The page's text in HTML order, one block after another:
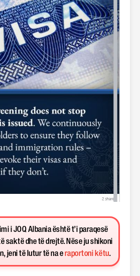
i JOQ Albania është t’i paraqesë
saktë dhe të drejtë. Nëse ju shikoni
jeni të lutur të na e raportoni këtu.